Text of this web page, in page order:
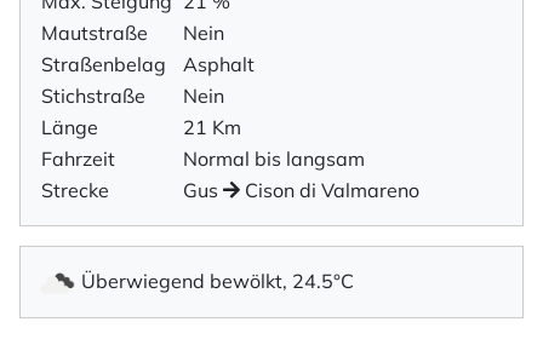
Mautstraße
Nein
Straßenbelag
Asphalt
Stichstraße
Nein
Länge
21 Km
Fahrzeit
Normal bis langsam
Strecke
Gus Cison di Valmareno
Überwiegend bewölkt, 24.5°C